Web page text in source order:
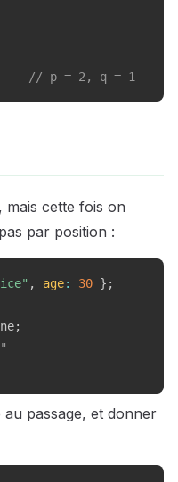
// p = 2, q = 1
mais cette fois on
par position :
, age: 30 } ;
;
au passage, et donner